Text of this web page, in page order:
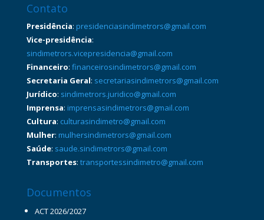
Contato
Presidência: presidenciasindimetrors@gmail.com
Vice-presidência:
sindimetrors.vicepresidencia@gmail.com
Financeiro: financeirosindimetrors@gmail.com
Secretaria Geral: secretariasindimetrors@gmail.com
Jurídico: sindimetrors.juridico@gmail.com
Imprensa: imprensasindimetrors@gmail.com
Cultura: culturasindimetro@gmail.com
Mulher: mulhersindimetrors@gmail.com
Saúde: saude.sindimetrors@gmail.com
Transportes: transportessindimetro@gmail.com
Documentos
ACT 2026/2027